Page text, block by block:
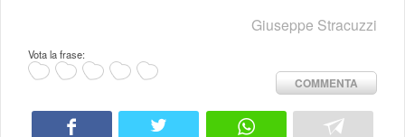
Giuseppe Stracuzzi
Vota la frase:
COMMENTA